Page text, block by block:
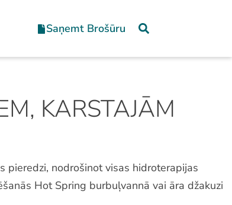
Saņemt Brošūru
KARSTAJĀM
nodrošinot visas hidroterapijas
Hot Spring burbuļvannā vai āra džakuzi